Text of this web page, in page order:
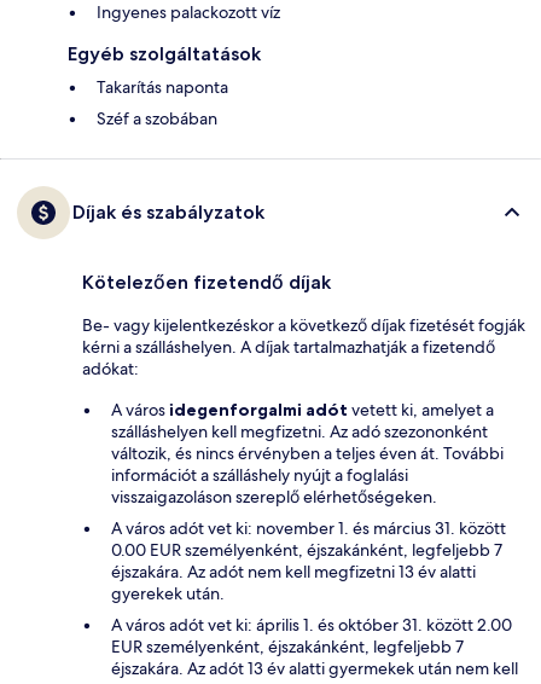
Ingyenes palackozott víz
Egyéb szolgáltatások
Takarítás naponta
Széf a szobában
Díjak és szabályzatok
Kötelezően fizetendő díjak
Be- vagy kijelentkezéskor a következő díjak fizetését fogják
kérni a szálláshelyen. A díjak tartalmazhatják a fizetendő
adókat:
A városidegenforgalmi adót vetett ki, amelyet a
szálláshelyen kell megfizetni. Az adó szezononként
változik, és nincs érvényben a teljes éven át. További
információt a szálláshely nyújt a foglalási
visszaigazoláson szereplő elérhetőségeken.
A város adót vet ki: november 1. és március 31. között
0.00 EUR személyenként, éjszakánként, legfeljebb 7
éjszakára. Az adót nem kell megfizetni 13 év alatti
gyerekek után.
A város adót vet ki: április 1. és október 31. között 2.00
EUR személyenként, éjszakánként, legfeljebb 7
éjszakára. Az adót 13 év alatti gyermekek után nem kell